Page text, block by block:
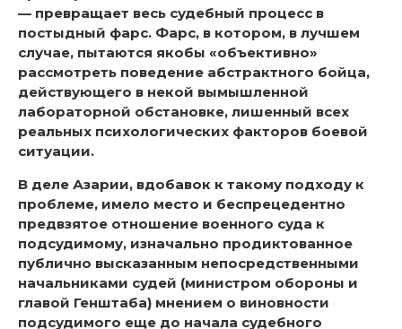
— превращает весь судебный процесс в
постыдный фарс. Фарс, в котором, в лучшем
случае, пытаются якобы «объективно»
рассмотреть поведение абстрактного бойца,
действующего в некой вымышленной
лабораторной обстановке, лишенный всех
реальных психологических факторов боевой
ситуации.
В деле Азарии, вдобавок к такому подходу к
проблеме, имело место и беспрецедентно
предвзятое отношение военного суда к
подсудимому, изначально продиктованное
публично высказанным непосредственными
начальниками судей (министром обороны и
главой Генштаба) мнением о виновности
подсудимого еще до начала судебного